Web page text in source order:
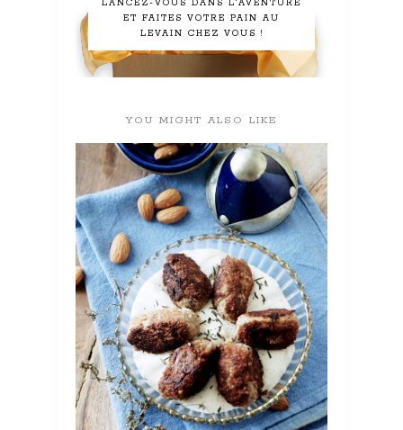
LANCEZ-VOUS DANS L'AVENTURE
ET FAITES VOTRE PAIN AU
LEVAIN CHEZ VOUS !
YOU MIGHT ALSO LIKE